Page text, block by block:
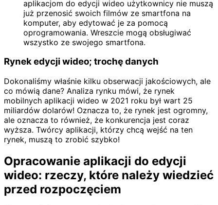
aplikacjom do edycji wideo użytkownicy nie muszą
już przenosić swoich filmów ze smartfona na
komputer, aby edytować je za pomocą
oprogramowania. Wreszcie mogą obsługiwać
wszystko ze swojego smartfona.
Rynek edycji wideo; trochę danych
Dokonaliśmy właśnie kilku obserwacji jakościowych, ale
co mówią dane? Analiza rynku mówi, że rynek
mobilnych aplikacji wideo w 2021 roku był wart 25
miliardów dolarów! Oznacza to, że rynek jest ogromny,
ale oznacza to również, że konkurencja jest coraz
wyższa. Twórcy aplikacji, którzy chcą wejść na ten
rynek, muszą to zrobić szybko!
Opracowanie aplikacji do edycji
wideo: rzeczy, które należy wiedzieć
przed rozpoczęciem